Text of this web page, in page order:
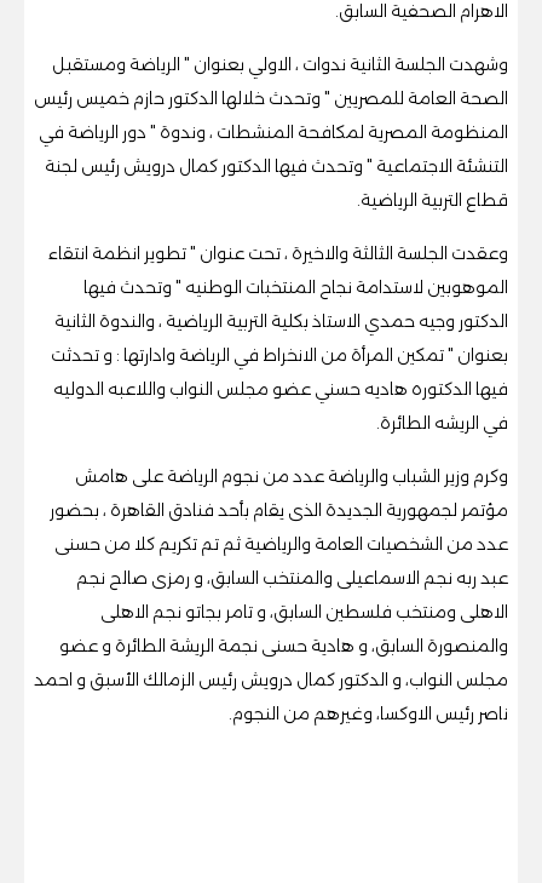
الاهرام الصحفية السابق.
وشهدت الجلسة الثانية ندوات ، الاولي بعنوان " الرياضة ومستقبل
الصحة العامة للمصريين " وتحدث خلالها الدكتور حازم خميس رئيس
المنظومة المصرية لمكافحة المنشطات ، وندوة " دور الرياضة في
التنشئة الاجتماعية " وتحدث فيها الدكتور كمال درويش رئيس لجنة
قطاع التربية الرياضية.
وعقدت الجلسة الثالثة والاخيرة ، تحت عنوان " تطوير انظمة انتقاء
الموهوبين لاستدامة نجاح المنتخبات الوطنيه " وتحدث فيها
الدكتور وجيه حمدي الاستاذ بكلية التربية الرياضية ، والندوة الثانية
بعنوان " تمكين المرأة من الانخراط في الرياضة وادارتها : و تحدثت
فيها الدكتوره هاديه حسني عضو مجلس النواب واللاعبه الدوليه
في الريشه الطائرة.
وكرم وزير الشباب والرياضة عدد من نجوم الرياضة على هامش
مؤتمر لجمهورية الجديدة الذى يقام بأحد فنادق القاهرة ، بحضور
عدد من الشخصيات العامة والرياضية ثم تم تكريم كلا من حسنى
عبد ربه نجم الاسماعيلى والمنتخب السابق، و رمزى صالح نجم
الاهلى ومنتخب فلسطين السابق، و تامر بجاتو نجم الاهلى
والمنصورة السابق، و هادية حسنى نجمة الريشة الطائرة و عضو
مجلس النواب، و الدكتور كمال درويش رئيس الزمالك الأسبق و احمد
ناصر رئيس الاوكسا، وغيرهم من النجوم.